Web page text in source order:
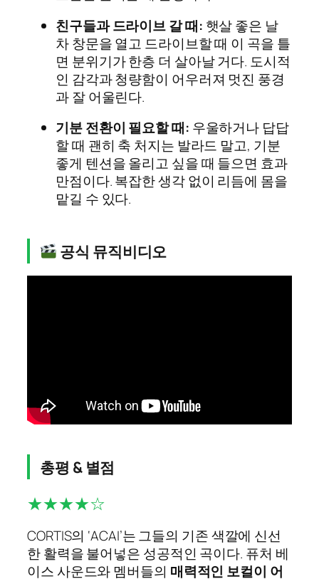
친구들과 드라이브 갈 때: 햇살 좋은 날
차 창문을 열고 드라이브할 때 이 곡을 틀
면 분위기가 한층 더 살아날 거다. 도시적
인 감각과 청량함이 어우러져 멋진 풍경
과 잘 어울린다.
기분 전환이 필요할 때: 우울하거나 답답
할 때 괜히 축 처지는 발라드 말고, 기분
좋게 텐션을 올리고 싶을 때 들으면 효과
만점이다. 복잡한 생각 없이 리듬에 몸을
맡길 수 있다.
공식 뮤직비디오
총평 & 별점
★★★★☆
CORTIS의 ‘ACAI’는 그들의 기존 색깔에 신선
한 활력을 불어넣은 성공적인 곡이다. 퓨처 베
이스 사운드와 멤버들의 매력적인 보컬이 어